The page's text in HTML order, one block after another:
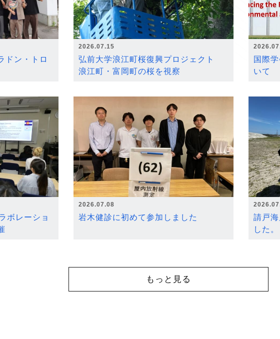
ドン・トロ
2026.07.15
弘前大学浪江町桜復興プロジェクト
浪江町・富岡町の桜を視察
国際
いて
ボレーショ
2026.07.08
岩木健診に初めて参加しました
請戸
した。
もっと見る